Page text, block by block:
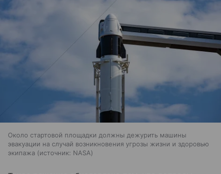
Около стартовой площадки должны дежурить машины
эвакуации на случай возникновения угрозы жизни и здоровью
экипажа
источник: NASA